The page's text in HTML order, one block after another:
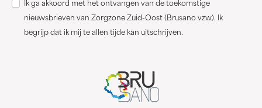
Ik ga akkoord met het ontvangen van de toekomstige
nieuwsbrieven van Zorgzone Zuid-Oost (Brusano vzw). Ik
begrijp dat ik mij te allen tijde kan uitschrijven.